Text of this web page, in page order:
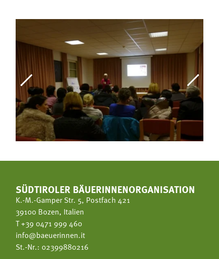
SÜDTIROLER BÄUERINNENORGANISATION
K.-M.-Gamper Str. 5, Postfach 421
39100 Bozen, Italien
T+39 0471 999 460
info@baeuerinnen.it
St.-Nr.: 02399880216